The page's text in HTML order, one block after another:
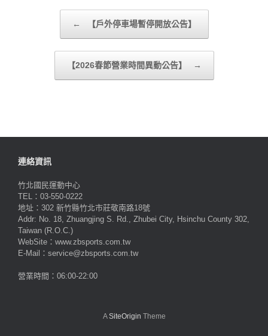
← 【戶外停車場暫停開放公告】
【2026春節營業時間異動公告】 →
連絡資訊
竹北國民運動中心
TEL：03-550-0222
地址：302 新竹縣竹北市莊敬南路18號
Addr: No. 18, Zhuangjing S. Rd., Zhubei City, Hsinchu County 302,
Taiwan (R.O.C.)
WebSite：www.zbsports.com.tw
E-Mail：service@zbsports.com.tw
營業時間：06:00-22:00
ASiteOrigin Theme